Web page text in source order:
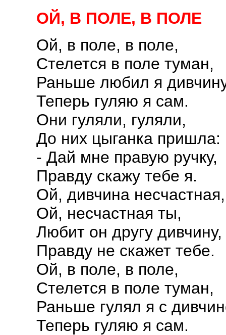
ОЙ, В ПОЛЕ, В ПОЛЕ
Ой, в поле, в поле,
Стелется в поле туман,
Раньше любил я
Теперь гуляю я сам.
Они гуляли, гуляли,
До них цыганка пришла:
- Дай мне правую ручку,
Правду скажу тебе я.
Ой, дивчина несчастная,
Ой, несчастная ты,
Любит он другу дивчину,
Правду не скажет тебе.
Ой, в поле, в поле,
Стелется в поле туман,
Раньше гулял я с
Теперь гуляю я сам.